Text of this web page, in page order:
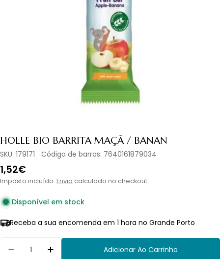
HOLLE BIO BARRITA MAÇÃ / BANAN
SKU: 179171 Código de barras: 7640161879034
Preço
normal
1,52€
Imposto incluído. Envio calculado no checkout.
Disponível em stock
Receba a sua encomenda em 1 hora no Grande Porto
Diminuir Quantidade Para Holle Bio Barrita
Aumentar Quantidade Para Holle Bio
Adicionar Ao Carrinho